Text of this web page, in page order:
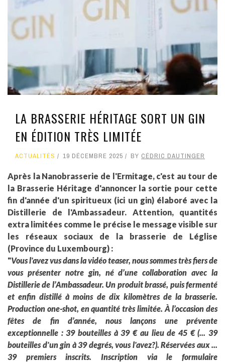
LA BRASSERIE HÉRITAGE SORT UN GIN
EN ÉDITION TRÈS LIMITÉE
ACTUALITÉS 19 DÉCEMBRE 2025 BY CÉDRIC DAUTINGER
Après la Nanobrasserie de l'Ermitage, c'est au tour de
la Brasserie Héritage d'annoncer la sortie pour cette
fin d'année d'un spiritueux (ici un gin) élaboré avec la
Distillerie de l'Ambassadeur. Attention, quantités
extra limitées comme le précise le message visible sur
les réseaux sociaux de la brasserie de Léglise
(Province du Luxembourg) :
"Vous l'avez vus dans la vidéo teaser, nous sommes très fiers de
vous présenter notre gin, né d’une collaboration avec la
Distillerie de l’Ambassadeur. Un produit brassé, puis fermenté
et enfin distillé à moins de dix kilomètres de la brasserie.
Production one-shot, en quantité très limitée. À l’occasion des
fêtes de fin d’année, nous lançons une prévente
exceptionnelle :39 bouteilles à 39 € au lieu de 45 € (... 39
bouteilles d'un gin à 39 degrés, vous l'avez?). Réservées aux ...
39 premiers inscrits. Inscription via le formulaire